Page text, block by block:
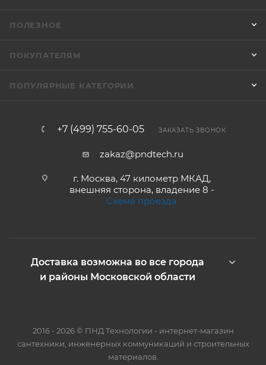
ПОЛЕЗНОЕ
ПОКУПАТЕЛЯМ
ПОПУЛЯРНЫЕ КАТЕГОРИИ
+7 (499) 755-60-05 ЗАКАЗАТЬ ЗВОНОК
zakaz@pndtech.ru
г. Москва, 47 километр МКАД,
внешняя сторона, владение 8 -
Схема проезда
Доставка возможна во все города
и районы Московской области
2016 - 2026 © ПНД Технологии - интернет-магазин
сантехники, инженерных коммуникаций и строительных
материалов.